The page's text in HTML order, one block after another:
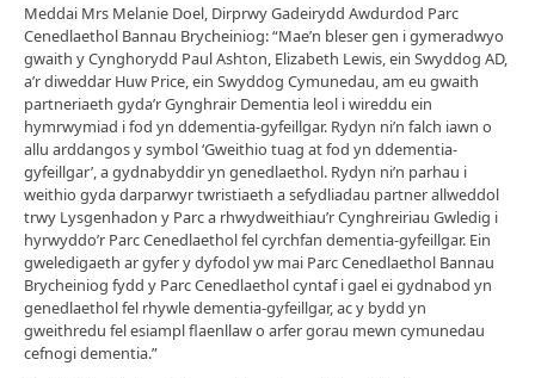
Meddai Mrs Melanie Doel, Dirprwy Gadeirydd Awdurdod Parc
Cenedlaethol Bannau Brycheiniog: “Mae’n bleser gen i gymeradwyo
gwaith y Cynghorydd Paul Ashton, Elizabeth Lewis, ein Swyddog AD,
a’r diweddar Huw Price, ein Swyddog Cymunedau, am eu gwaith
partneriaeth gyda’r Gynghrair Dementia leol i wireddu ein
hymrwymiad i fod yn ddementia-gyfeillgar. Rydyn ni’n falch iawn o
allu arddangos y symbol ‘Gweithio tuag at fod yn ddementia-
gyfeillgar’, a gydnabyddir yn genedlaethol. Rydyn ni’n parhau i
weithio gyda darparwyr twristiaeth a sefydliadau partner allweddol
trwy Lysgenhadon y Parc a rhwydweithiau’r Cynghreiriau Gwledig i
hyrwyddo’r Parc Cenedlaethol fel cyrchfan dementia-gyfeillgar. Ein
gweledigaeth ar gyfer y dyfodol yw mai Parc Cenedlaethol Bannau
Brycheiniog fydd y Parc Cenedlaethol cyntaf i gael ei gydnabod yn
genedlaethol fel rhywle dementia-gyfeillgar, ac y bydd yn
gweithredu fel esiampl flaenllaw o arfer gorau mewn cymunedau
cefnogi dementia.”